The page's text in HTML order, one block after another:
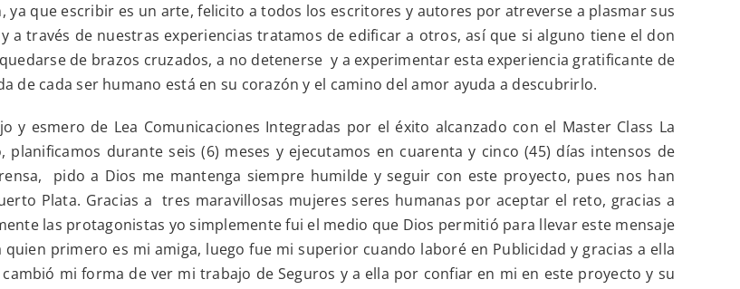
que escribir es un arte, felicito a todos los escritores y autores por atreverse a plasmar sus
través de nuestras experiencias tratamos de edificar a otros, así que si alguno tiene el don
de brazos cruzados, a no detenerse y a experimentar esta experiencia gratificante de
de cada ser humano está en su corazón y el camino del amor ayuda a descubrirlo.
esmero de Lea Comunicaciones Integradas por el éxito alcanzado con el Master Class La
durante seis (6) meses y ejecutamos en cuarenta y cinco (45) días intensos de
pido a Dios me mantenga siempre humilde y seguir con este proyecto, pues nos han
Plata. Gracias a tres maravillosas mujeres seres humanas por aceptar el reto, gracias a
las protagonistas yo simplemente fui el medio que Dios permitió para llevar este mensaje
primero es mi amiga, luego fue mi superior cuando laboré en Publicidad y gracias a ella
mi forma de ver mi trabajo de Seguros y a ella por confiar en mi en este proyecto y su